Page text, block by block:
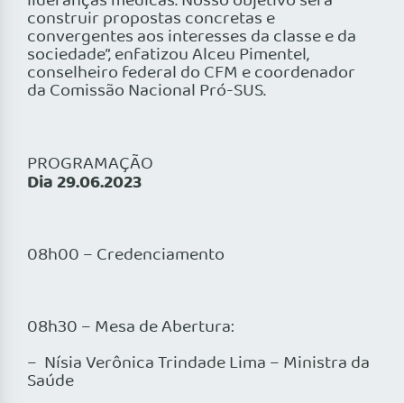
construir propostas concretas e
convergentes aos interesses da classe e da
sociedade”, enfatizou Alceu Pimentel,
conselheiro federal do CFM e coordenador
da Comissão Nacional Pró-SUS.
PROGRAMAÇÃO
Dia 29.06.2023
08h00 – Credenciamento
08h30 – Mesa de Abertura:
– Nísia Verônica Trindade Lima – Ministra da
Saúde